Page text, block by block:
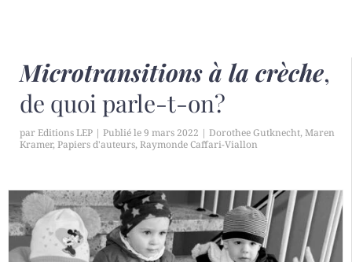
Microtransitions à la crèche,
de quoi parle-t-on?
parEditions LEP | 9 mars 2022 | Dorothee Gutknecht,Maren
Kramer,Papiers d'auteurs,Raymonde Caffari-Viallon